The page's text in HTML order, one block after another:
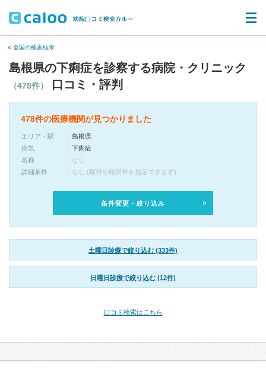
« 全国の検索結果
島根県の下痢症を診察する病院・クリニック
（478件） 口コミ・評判
478件の医療機関が見つかりました
エリア・駅
島根県
病気
下痢症
名称
なし
詳細条件
なし (曜日や時間帯を指定できます)
条件変更・絞り込み
土曜日診療で絞り込む (333件)
日曜日診療で絞り込む (12件)
口コミ検索はこちら